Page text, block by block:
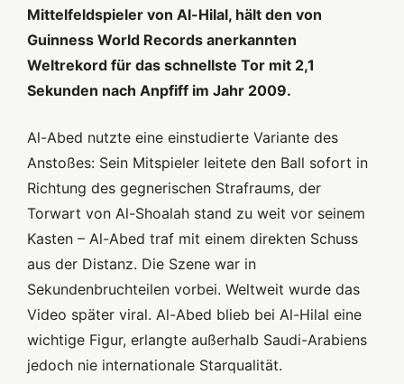
Mittelfeldspieler von Al-Hilal, hält den von
Guinness World Records anerkannten
Weltrekord für das schnellste Tor mit 2,1
Sekunden nach Anpfiff im Jahr 2009.
Al-Abed nutzte eine einstudierte Variante des
Anstoßes: Sein Mitspieler leitete den Ball sofort in
Richtung des gegnerischen Strafraums, der
Torwart von Al-Shoalah stand zu weit vor seinem
Kasten – Al-Abed traf mit einem direkten Schuss
aus der Distanz. Die Szene war in
Sekundenbruchteilen vorbei. Weltweit wurde das
Video später viral. Al-Abed blieb bei Al-Hilal eine
wichtige Figur, erlangte außerhalb Saudi-Arabiens
jedoch nie internationale Starqualität.